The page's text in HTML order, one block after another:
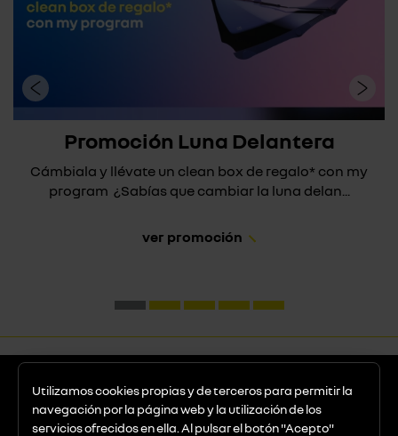
Promoción Luna Delantera
Cámbiala y llévate un clean box de regalo* con my
program ¿Sabías que cambiar la luna delan...
ver promoción
Utilizamos cookies propias y de terceros para permitir la
navegación por la página web y la utilización de los
servicios ofrecidos en ella. Al pulsar el botón "Acepto"